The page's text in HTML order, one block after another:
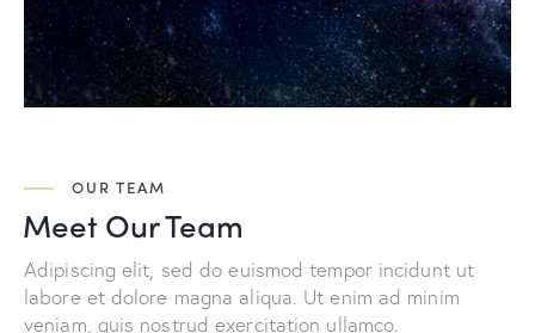
OUR TEAM
Meet Our Team
Adipiscing elit, sed do euismod tempor incidunt ut
labore et dolore magna aliqua. Ut enim ad minim
veniam, quis nostrud exercitation ullamco.